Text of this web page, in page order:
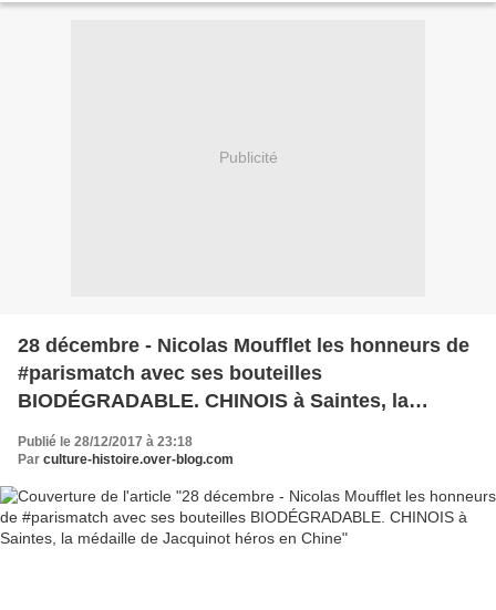
Publicité
28 décembre - Nicolas Moufflet les honneurs de
#parismatch avec ses bouteilles
BIODÉGRADABLE. CHINOIS à Saintes, la
Publié le 28/12/2017 à 23:18
Par culture-histoire.over-blog.com